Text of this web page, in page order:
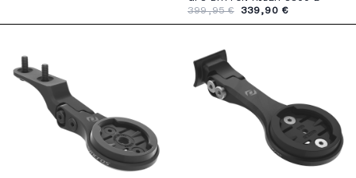
399,95 €
339,90 €